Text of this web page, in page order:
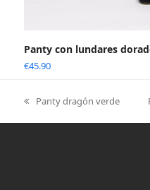
Panty con lundares
€45.90
previous
post:
Panty dragón verde